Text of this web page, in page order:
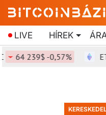
LIVE HÍREK
239$ -0,57% ETH